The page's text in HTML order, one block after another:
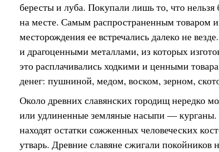
бересты и луба. Покупали лишь то, что
на месте. Самым распространенным товаром
месторождения ее встречались далеко не
и драгоценными металлами, из которых
это расплачивались ходкими и ценными
денег: пушниной, медом, воском, зерном,
Около древних славянских городищ нередко
или удлиненные земляные насыпи — курганы.
находят остатки сожженных человеческих
утварь. Древние славяне сжигали покойников